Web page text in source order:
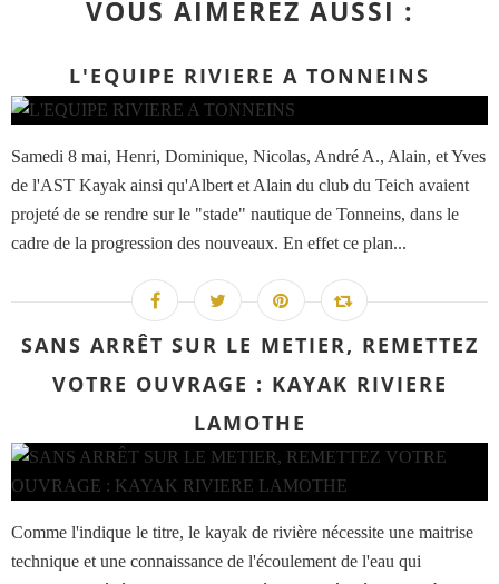
VOUS AIMEREZ AUSSI :
L'EQUIPE RIVIERE A TONNEINS
Samedi 8 mai, Henri, Dominique, Nicolas, André A., Alain, et Yves
de l'AST Kayak ainsi qu'Albert et Alain du club du Teich avaient
projeté de se rendre sur le "stade" nautique de Tonneins, dans le
cadre de la progression des nouveaux. En effet ce plan...
SANS ARRÊT SUR LE METIER, REMETTEZ
VOTRE OUVRAGE : KAYAK RIVIERE
LAMOTHE
Comme l'indique le titre, le kayak de rivière nécessite une maitrise
technique et une connaissance de l'écoulement de l'eau qui